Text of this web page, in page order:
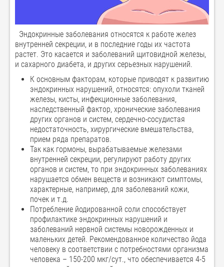
Эндокринные заболевания относятся к работе желез
внутренней секреции, и в последние годы их частота
растет. Это касается и заболеваний щитовидной железы,
и сахарного диабета, и других серьезных нарушений.
К основным факторам, которые приводят к развитию
эндокринных нарушений, относятся: опухоли тканей
железы, кисты, инфекционные заболевания,
наследственный фактор, хронические заболевания
других органов и систем, сердечно-сосудистая
недостаточность, хирургические вмешательства,
прием ряда препаратов.
Так как гормоны, вырабатываемые железами
внутренней секреции, регулируют работу других
органов и систем, то при эндокринных заболеваниях
нарушается обмен веществ и возникают симптомы,
характерные, например, для заболеваний кожи,
почек и т.д.
Потребление йодированной соли способствует
профилактике эндокринных нарушений и
заболеваний нервной системы новорожденных и
маленьких детей. Рекомендованное количество йода
человеку в соответствии с потребностями организма
человека – 150-200 мкг/сут., что обеспечивается 4-5